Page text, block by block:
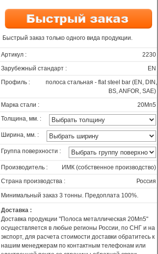
Быстрый заказ только одного вида продукции.
Артикул :
2230
Зарубежный стандарт :
EN
Профиль :
полоса стальная - flat steel bar (EN, DIN,
BS, ANFOR, SAE)
Марка стали :
20Mn5
Толщина, мм. :
Ширина, мм. :
Группа поверхности :
Производитель :
ИМК (собственное производство)
Страна производства :
Россия
Минимальный заказ 3 тонны. Предоплата 100%.
Доставка :
Доставка продукции "Полоса металлическая 20Mn5"
осуществляется в любые регионы России, по СНГ и на
экспорт, для расчета стоимости доставки обратитесь к
нашим менеджерам по контактным телефонам или